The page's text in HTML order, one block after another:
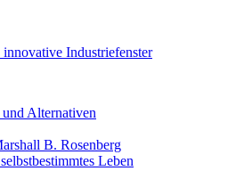
Industriefenster
Alternativen
B. Rosenberg
Leben